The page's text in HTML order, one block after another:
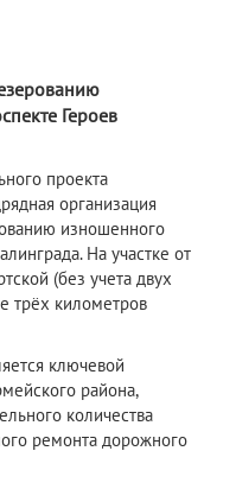
Героев
проекта
организация
изношенного
На участке от
(без учета двух
трёх километров
ключевой
района,
количества
ремонта дорожного